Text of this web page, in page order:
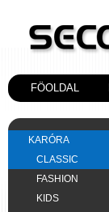
FÖOLDAL
KARÓRA
CLASSIC
FASHION
KIDS